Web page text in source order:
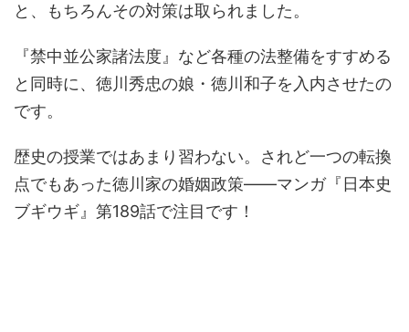
と、もちろんその対策は取られました。
『禁中並公家諸法度』など各種の法整備をすすめる
と同時に、徳川秀忠の娘・徳川和子を入内させたの
です。
歴史の授業ではあまり習わない。されど一つの転換
点でもあった徳川家の婚姻政策――マンガ『日本史
ブギウギ』第189話で注目です！